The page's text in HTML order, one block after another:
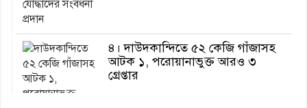
৪। দাউদকান্দিতে ৫২ কেজি গাঁজাসহ
আটক ১, পরোয়ানাভুক্ত আরও ৩
গ্রেপ্তার